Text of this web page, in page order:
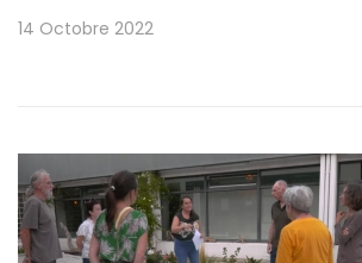
14 Octobre 2022